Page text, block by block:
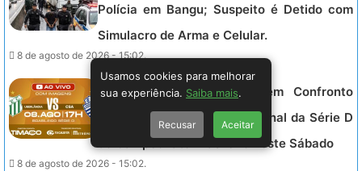
Polícia em Bangu; Suspeito é Detido com
Simulacro de Arma e Celular.
8 de agosto de 2026 - 15:02.
CSA Enfrenta Uberlândia em Confronto
Decisivo pelas Quartas de Final da Série D
do Campeonato Brasileiro neste Sábado
8 de agosto de 2026 - 15:02.
Usamos cookies para melhorar
sua experiência. Saiba mais.
Recusar Aceitar